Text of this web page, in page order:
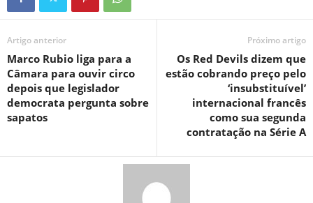
Artigo anterior
Marco Rubio liga para a
Câmara para ouvir circo
depois que legislador
democrata pergunta sobre
sapatos
Próximo artigo
Os Red Devils dizem que
estão cobrando preço pelo
‘insubstituível’
internacional francês
como sua segunda
contratação na Série A